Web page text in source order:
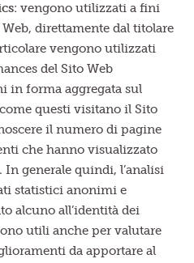
: vengono utilizzati a fini
direttamente dal titolare
vengono utilizzati
del Sito Web
in forma aggregata sul
questi visitano il Sito
il numero di pagine
che hanno visualizzato
generale quindi, l’analisi
statistici anonimi e
alcuno all’identità dei
utili anche per valutare
da apportare al